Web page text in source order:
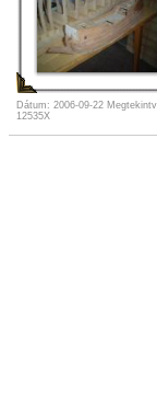
Dátum: 2006-09-22
12535X